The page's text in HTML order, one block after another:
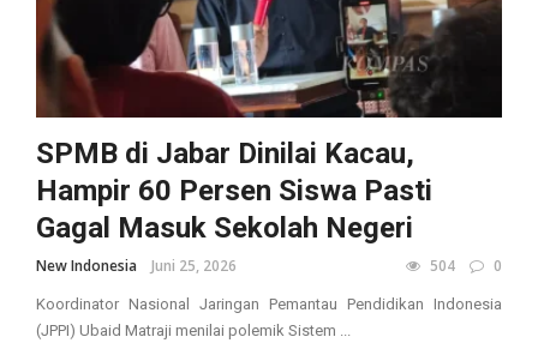
SPMB di Jabar Dinilai Kacau,
Hampir 60 Persen Siswa Pasti
Gagal Masuk Sekolah Negeri
New Indonesia Juni 25, 2026 504 0
Koordinator Nasional Jaringan Pemantau Pendidikan Indonesia
(JPPI) Ubaid Matraji menilai polemik Sistem ...